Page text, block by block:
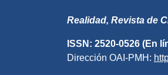
Realidad, Revista de
ISSN: 2520-0526 (En
Dirección OAI-PMH: